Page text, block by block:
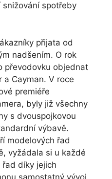
spotřeby
přijata od
nadšením. O rok
převodovku objednat
Cayman. V roce
premiéře
byly již všechny
s dvouspojkovou
výbavě.
modelových řad
vyžádala si u každé
díky jejich
samostatný vývoj.